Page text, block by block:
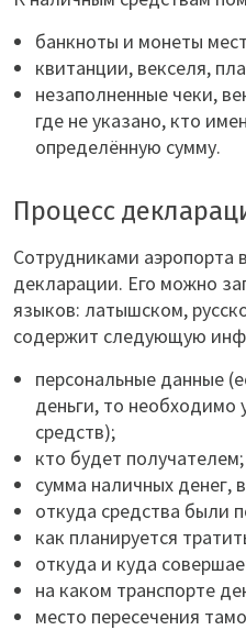
банкноты и монеты
квитанции, векселя,
незаполненные чеки,
где не указано, кто
определённую сумму.
Процесс
Сотрудниками аэропорта
декларации. Его можно
языков: латышском,
содержит следующую
персональные данные
деньги, то необходимо
средств);
кто будет получателем;
сумма наличных денег,
откуда средства были
как планируется
откуда и куда
на каком транспорте
место пересечения